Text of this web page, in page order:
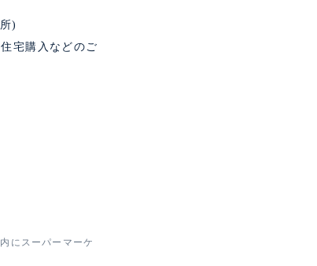
)
宅購入などのご
にスーパーマーケ